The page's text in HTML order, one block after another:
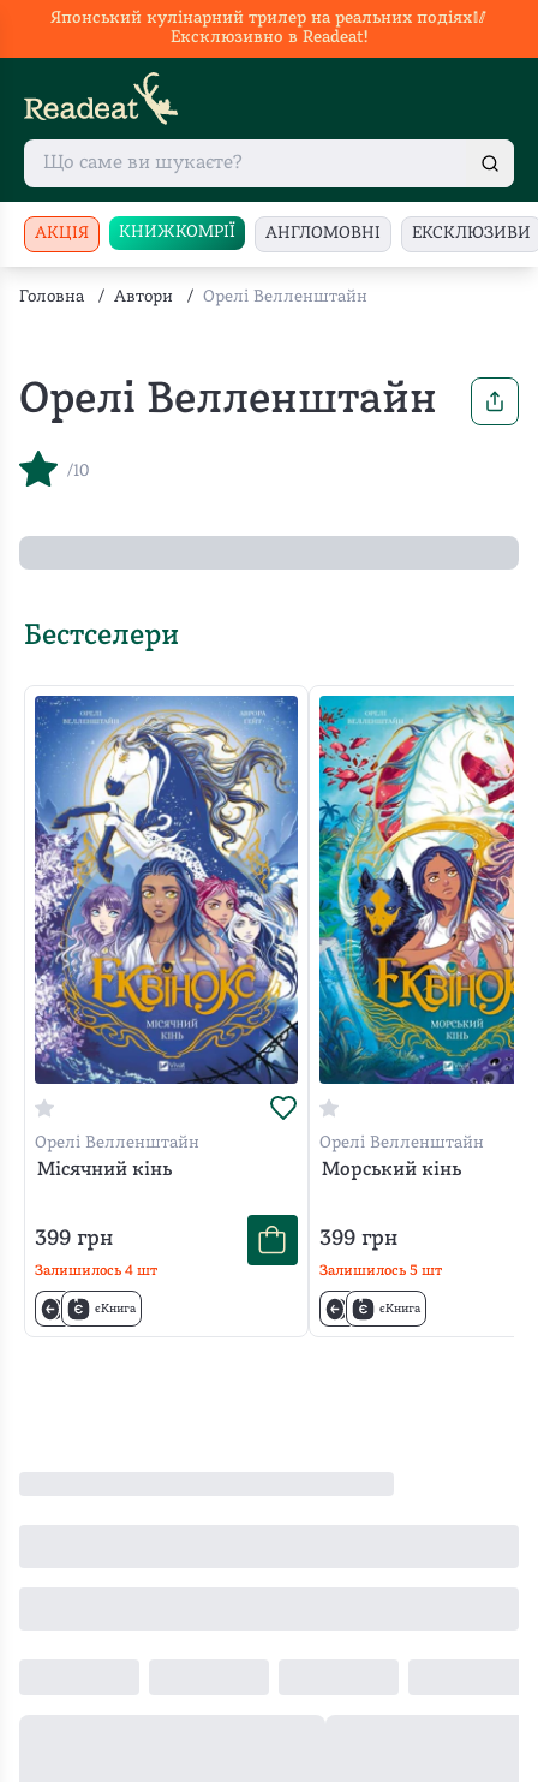
Японський кулінарний трилер на реальних подіях🥢
Ексклюзивно в Readeat!
АКЦІЯ КНИЖКОМРІЇ АНГЛОМОВНІ ЕКСКЛЮЗИВИ
Головна / Автори / Орелі Велленштайн
Орелі Велленштайн
/10
Бестселери
Орелі Велленштайн
Місячний кінь
399 грн
Залишилось 4 шт
єКнига
Орелі Велленштайн
Морський кінь
399грн
Залишилось 5шт
єКнига